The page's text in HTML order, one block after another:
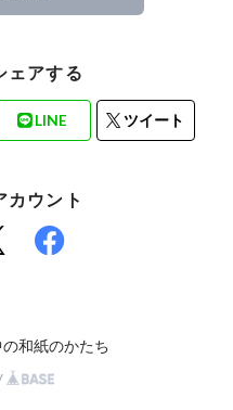
ェアする
LINE ツイート
カウント
和紙のかたち